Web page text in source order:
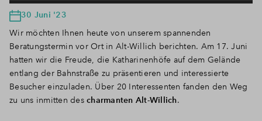
30 Juni '23
Wir möchten Ihnen heute von unserem spannenden
Beratungstermin vor Ort in Alt-Willich berichten. Am 17. Juni
hatten wir die Freude, die Katharinenhöfe auf dem Gelände
entlang der Bahnstraße zu präsentieren und interessierte
Besucher einzuladen. Über 20 Interessenten fanden den Weg
zu uns inmitten descharmanten Alt-Willich.